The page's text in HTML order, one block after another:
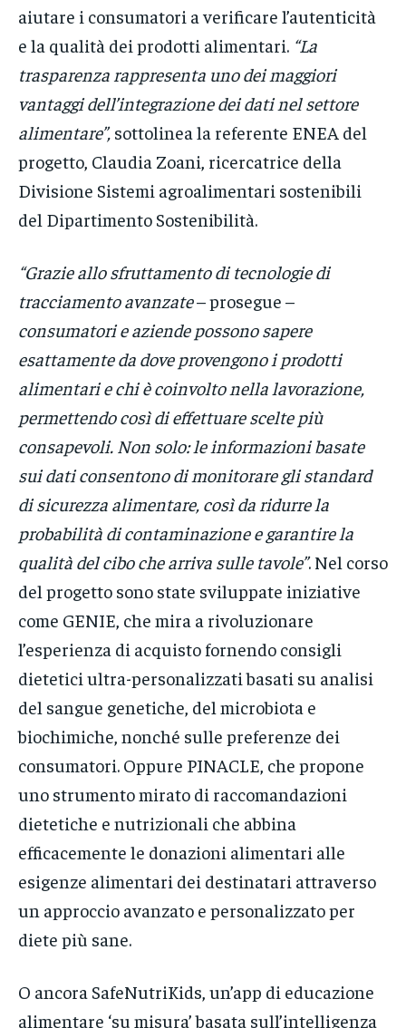
aiutare i consumatori a verificare l’autenticità
e la qualità dei prodotti alimentari. “La
trasparenza rappresenta uno dei maggiori
vantaggi dell’integrazione dei dati nel settore
alimentare”, sottolinea la referente ENEA del
progetto, Claudia Zoani, ricercatrice della
Divisione Sistemi agroalimentari sostenibili
del Dipartimento Sostenibilità.
“Grazie allo sfruttamento di tecnologie di
tracciamento avanzate– prosegue –
consumatori e aziende possono sapere
esattamente da dove provengono i prodotti
alimentari e chi è coinvolto nella lavorazione,
permettendo così di effettuare scelte più
consapevoli. Non solo: le informazioni basate
sui dati consentono di monitorare gli standard
di sicurezza alimentare, così da ridurre la
probabilità di contaminazione e garantire la
qualità del cibo che arriva sulle tavole”. Nel corso
del progetto sono state sviluppate iniziative
come GENIE, che mira a rivoluzionare
l’esperienza di acquisto fornendo consigli
dietetici ultra-personalizzati basati su analisi
del sangue genetiche, del microbiota e
biochimiche, nonché sulle preferenze dei
consumatori. Oppure PINACLE, che propone
uno strumento mirato di raccomandazioni
dietetiche e nutrizionali che abbina
efficacemente le donazioni alimentari alle
esigenze alimentari dei destinatari attraverso
un approccio avanzato e personalizzato per
diete più sane.
O ancora SafeNutriKids, un’app di educazione
alimentare ‘su misura’ basata sull’intelligenza